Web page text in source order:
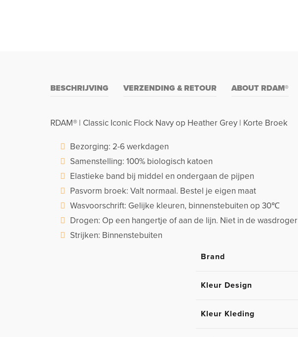
BESCHRIJVING VERZENDING & RETOUR ABOUT RDAM®
RDAM® | Classic Iconic Flock Navy op Heather Grey | Korte Broek
Bezorging: 2-6 werkdagen
Samenstelling: 100% biologisch katoen
Elastieke band bij middel en ondergaan de pijpen
Pasvorm broek: Valt normaal. Bestel je eigen maat
Wasvoorschrift: Gelijke kleuren, binnenstebuiten op 30℃
Drogen: Op een hangertje of aan de lijn. Niet in de wasdroger
Strijken: Binnenstebuiten
Brand
Kleur Design
Kleur Kleding